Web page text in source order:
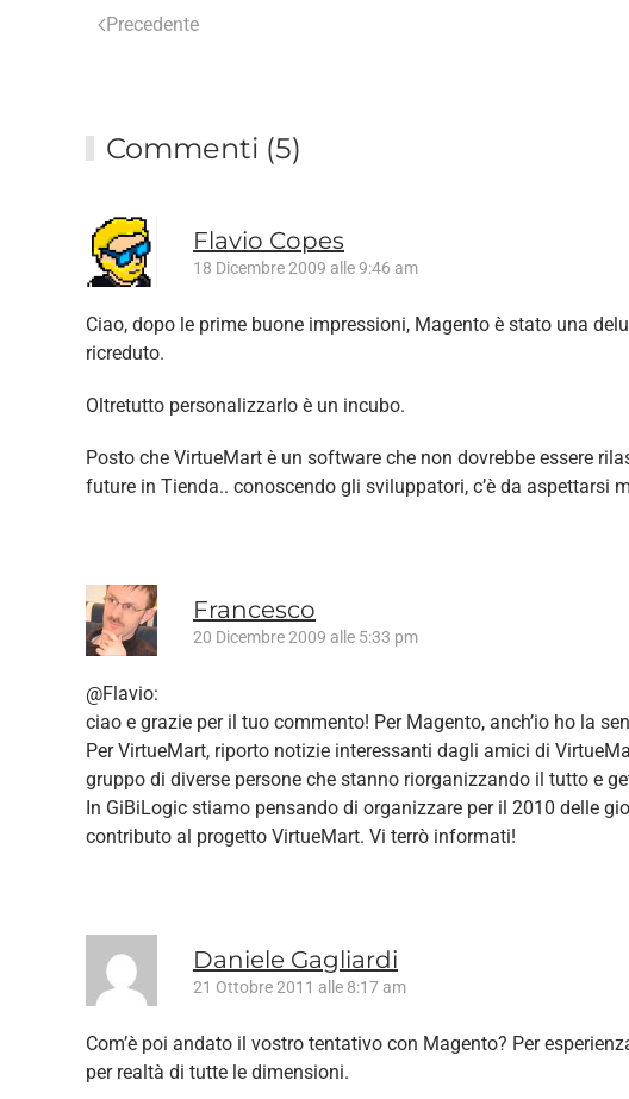
Precedente
Commenti (5)
Flavio Copes
18 Dicembre 2009 alle 9:46 am
Ciao, dopo le prime buone impressioni, Magento è stato una
ricreduto.
Oltretutto personalizzarlo è un incubo.
Posto che VirtueMart è un software che non dovrebbe essere
future in Tienda.. conoscendo gli sviluppatori, c’è da aspettarsi
Francesco
20 Dicembre 2009 alle 5:33 pm
@Flavio:
ciao e grazie per il tuo commento! Per Magento, anch’io ho la
Per VirtueMart, riporto notizie interessanti dagli amici di
gruppo di diverse persone che stanno riorganizzando il tutto e
In GiBiLogic stiamo pensando di organizzare per il 2010 delle
contributo al progetto VirtueMart. Vi terrò informati!
Daniele Gagliardi
21 Ottobre 2011 alle 8:17 am
Com’è poi andato il vostro tentativo con Magento? Per
per realtà di tutte le dimensioni.